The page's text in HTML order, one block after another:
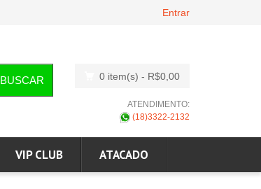
Entrar
BUSCAR 0 item(s) - R$0,00
ATENDIMENTO:
(18)3322-2132
VIP CLUB ATACADO